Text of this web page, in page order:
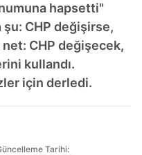
hapsetti"
CHP değişirse,
CHP değişecek,
kullandı.
için derledi.
Tarihi: